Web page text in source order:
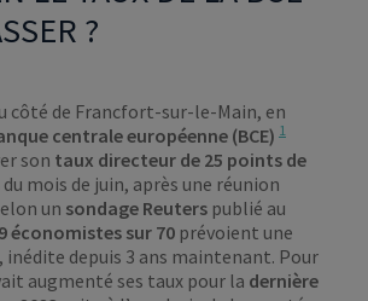
?
côté de Francfort-sur-le-Main, en
centrale européenne (BCE) 1
son taux directeur de 25 points de
mois de juin, après une réunion
un sondage Reuters publié au
économistes sur 70 prévoient une
, inédite depuis 3 ans maintenant. Pour
augmenté ses taux pour la dernière